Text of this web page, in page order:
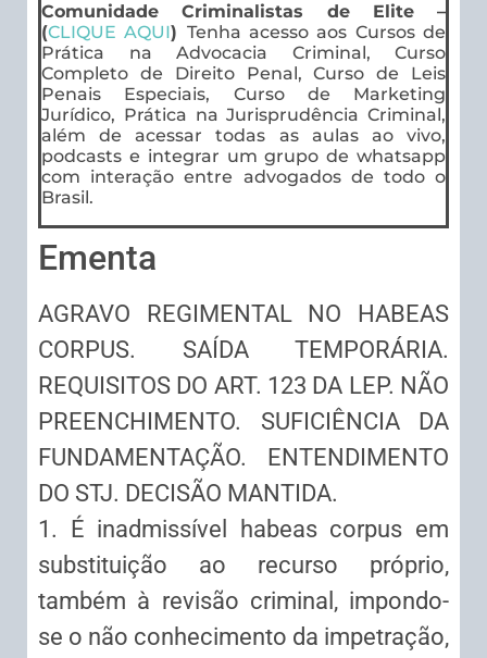
Comunidade Criminalistas de Elite –
(CLIQUE AQUI) Tenha acesso aos Cursos de
Prática na Advocacia Criminal, Curso
Completo de Direito Penal, Curso de Leis
Penais Especiais, Curso de Marketing
Jurídico, Prática na Jurisprudência Criminal,
além de acessar todas as aulas ao vivo,
podcasts e integrar um grupo de whatsapp
com interação entre advogados de todo o
Brasil.
Ementa
AGRAVO REGIMENTAL NO HABEAS
CORPUS. SAÍDA TEMPORÁRIA.
REQUISITOS DO ART. 123 DA LEP. NÃO
PREENCHIMENTO. SUFICIÊNCIA DA
FUNDAMENTAÇÃO. ENTENDIMENTO
DO STJ. DECISÃO MANTIDA.
1. É inadmissível habeas corpus em
substituição ao recurso próprio,
também à revisão criminal, impondo-
se o não conhecimento da impetração,